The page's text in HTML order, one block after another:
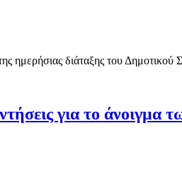
διάταξης του
για το άνοιγμα